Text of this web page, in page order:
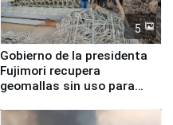
5
Gobierno de la presidenta
Fujimori recupera
geomallas sin uso para
Fenómeno El Niño